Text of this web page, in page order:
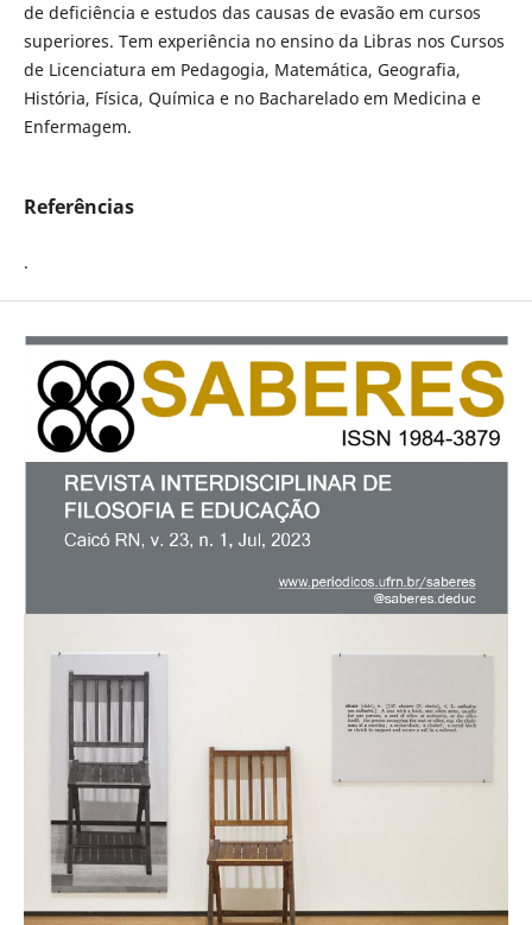
de deficiência e estudos das causas de evasão em cursos
superiores. Tem experiência no ensino da Libras nos Cursos
de Licenciatura em Pedagogia, Matemática, Geografia,
História, Física, Química e no Bacharelado em Medicina e
Enfermagem.
Referências
.